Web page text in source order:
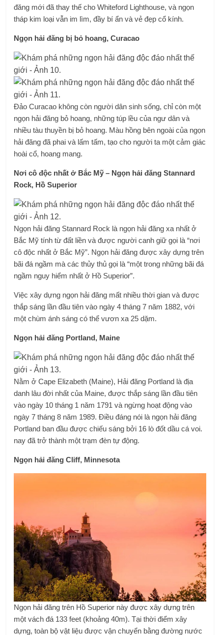
đăng mới đã thay thế cho Whiteford Lighthouse, và ngọn
tháp kim loại vẫn im lìm, đầy bí ẩn và vẻ đẹp cổ kính.
Ngọn hải đăng bị bỏ hoang, Curacao
Đảo Curacao không còn người dân sinh sống, chỉ còn một
ngọn hải đăng bỏ hoang, những túp lều của ngư dân và
nhiều tàu thuyền bị bỏ hoang. Màu hồng bên ngoài của ngọn
hải đăng đã phai và lấm tấm, tạo cho người ta một cảm giác
hoài cổ, hoang mang.
Nơi cô độc nhất ở Bắc Mỹ – Ngọn hải đăng Stannard
Rock, Hồ Superior
Ngọn hải đăng Stannard Rock là ngọn hải đăng xa nhất ở
Bắc Mỹ tính từ đất liền và được người canh giữ gọi là “nơi
cô độc nhất ở Bắc Mỹ”. Ngọn hải đăng được xây dựng trên
bãi đá ngầm mà các thủy thủ gọi là “một trong những bãi đá
ngầm nguy hiểm nhất ở Hồ Superior”.
Việc xây dựng ngọn hải đăng mất nhiều thời gian và được
thắp sáng lần đầu tiên vào ngày 4 tháng 7 năm 1882, với
một chùm ánh sáng có thể vươn xa 25 dặm.
Ngọn hải đăng Portland, Maine
Nằm ở Cape Elizabeth (Maine), Hải đăng Portland là địa
danh lâu đời nhất của Maine, được thắp sáng lần đầu tiên
vào ngày 10 tháng 1 năm 1791 và ngừng hoạt động vào
ngày 7 tháng 8 năm 1989. Điều đáng nói là ngọn hải đăng
Portland ban đầu được chiếu sáng bởi 16 lò đốt dầu cá voi.
nay đã trở thành một trạm đèn tự động.
Ngọn hải đăng Cliff, Minnesota
Ngọn hải đăng trên Hồ Superior này được xây dựng trên
một vách đá 133 feet (khoảng 40m). Tại thời điểm xây
dựng, toàn bộ vật liệu được vận chuyển bằng đường nước